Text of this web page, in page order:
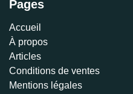
Pages
Accueil
À propos
Articles
Conditions de ventes
Mentions légales